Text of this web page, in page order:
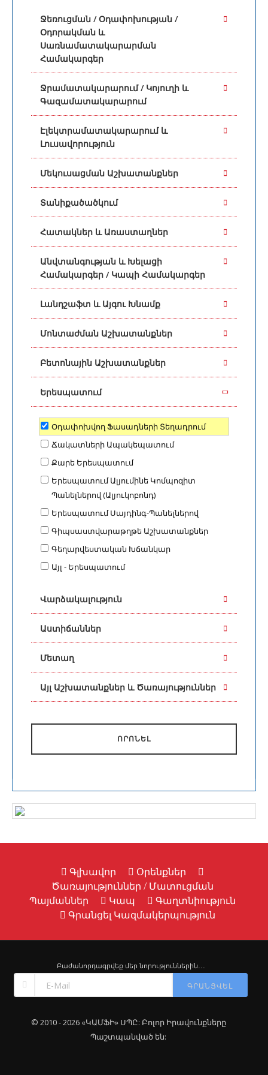
Հատակների Հղկում և Փայլեցում,
Տեռասային Հատակների Տեղադրում,
Կախովի / Կեղծ Առաստաղների Տեղադրում,
Ձգվող Առաստաղների Տեղադրում,
Ճակատների Ապակեպատում, Քարե
Երեսպատում, Երեսպատում Ալյումինե
Երեսպատում Սայդինգ-Պանելներով,
Գիպսաստվարաթղթե Աշխատանքներ,
Աստիճանների Պատրաստում, Մետաղե
Աստիճանների Կառուցում, Բնական Քարից
Աստիճանների և Բազրիքների Տեղադրում,
Տեղադրում, Հավաքովի / Մոդուլային
Բազրիքների Տեղադրում, Մետաղական
Էլեկտրաեռակցման Աշխատանքներ,
Համակարգերի Տեղադրում, Բնակելի
Առևտրային Շենքերի Հարդարում և
Տրանսպորտային Շենքերի և Շինությունների
Հարդարում և Վերանորոգում, 03.04. Բնակելի
/ Հասարակական և Արտադրական
Կառույցներ, Դաս 3 (03.04)
Ջեռուցման / Օդափոխության /
Օդորակման և
Սառնամատակարարման
Համակարգեր
Ջրամատակարարում / Կոյուղի և
Գազամատակարարում
Էլեկտրամատակարարում և
Լուսավորություն
Մեկուսացման Աշխատանքներ
Տանիքածածկում
Հատակներ և Առաստաղներ
Անվտանգության և Խելացի
Համակարգեր / Կապի Համակարգեր
Լանդշաֆտ և Այգու Խնամք
Մոնտաժման Աշխատանքներ
Բետոնային Աշխատանքներ
Երեսպատում
Օդափոխվող Ֆասադների Տեղադրում
Ճակատների Ապակեպատում
Քարե Երեսպատում
Երեսպատում Ալյումինե Կոմպոզիտ
Պանելներով (Ալյուկոբոնդ)
Երեսպատում Սայդինգ-Պանելներով
Գիպսաստվարաթղթե Աշխատանքներ
Գեղարվեստական Խճանկար
Այլ - Երեսպատում
Վարձակալություն
Աստիճաններ
Մետաղ
Այլ Աշխատանքներ և Ծառայություններ
ՈՐՈՆԵԼ
Գլխավոր
Օրենքներ
Ծառայություններ / Մատուցման
Պայմաններ
Կապ
Գաղտնիություն
Գրանցել Կազմակերպություն
Բաժանորդագրվեք մեր նորություններին․․․
ԳՐԱՆՑՎԵԼ
© 2010 - 2026 «ԿԱՄՖԻ» ՍՊԸ: Բոլոր Իրավունքները
Պաշտպանված են: